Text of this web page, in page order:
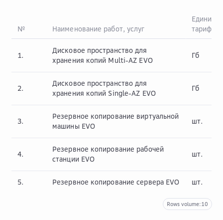
№ Наименование работ, услуг
Единица
1.
Дисковое пространство для
хранения копий Multi-AZ EVO
Гб
2.
Дисковое пространство для
хранения копий Single-AZ EVO
Гб
3.
Резервное копирование виртуальной
машины EVO
шт.
4.
Резервное копирование рабочей
станции EVO
шт.
5. Резервное копирование сервера EVO шт.
Rows volume:10